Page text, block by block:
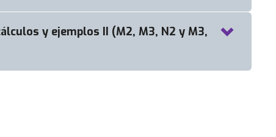
global que regula la homologación y
(UE) 2018/858, normativa
reforma de vehículos y el contenido que
y ejemplos II (M2, M3, N2 y M3,
resto de tipo de vehículos no